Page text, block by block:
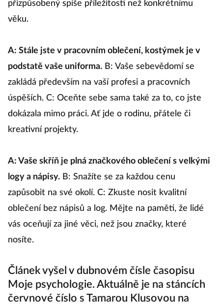
přizpůsobený spíše příležitosti než konkrétnímu
věku.
A: Stále jste v pracovním oblečení, kostýmek je v
podstatě vaše uniforma. B: Vaše sebevědomí se
zakládá především na vaší profesi a pracovních
úspěších. C: Oceňte sebe sama také za to, co jste
dokázala mimo práci. Ať jde o rodinu, přátele či
kreativní projekty.
A: Vaše skříň je plná značkového oblečení s velkými
logy a nápisy. B: Snažíte se za každou cenu
zapůsobit na své okolí. C: Zkuste nosit kvalitní
oblečení bez nápisů a log. Mějte na paměti, že lidé
vás oceňují za jiné věci, než jsou značky, které
nosíte.
Článek vyšel v dubnovém čísle časopisu
Moje psychologie. Aktuálně je na stáncích
červnové číslo s Tamarou Klusovou na